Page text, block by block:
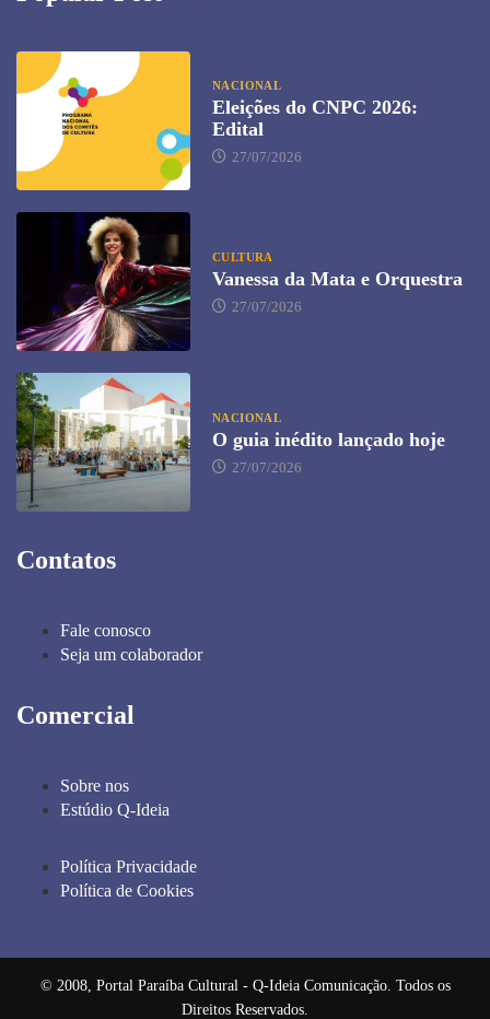
NACIONAL
Eleições do CNPC 2026:
Edital
27/07/2026
CULTURA
Vanessa da Mata e Orquestra
27/07/2026
NACIONAL
O guia inédito lançado hoje
27/07/2026
Contatos
Fale conosco
Seja um colaborador
Comercial
Sobre nos
Estúdio Q-Ideia
Política Privacidade
Política de Cookies
© 2008, Portal Paraíba Cultural - Q-Ideia Comunicação. Todos os
Direitos Reservados.